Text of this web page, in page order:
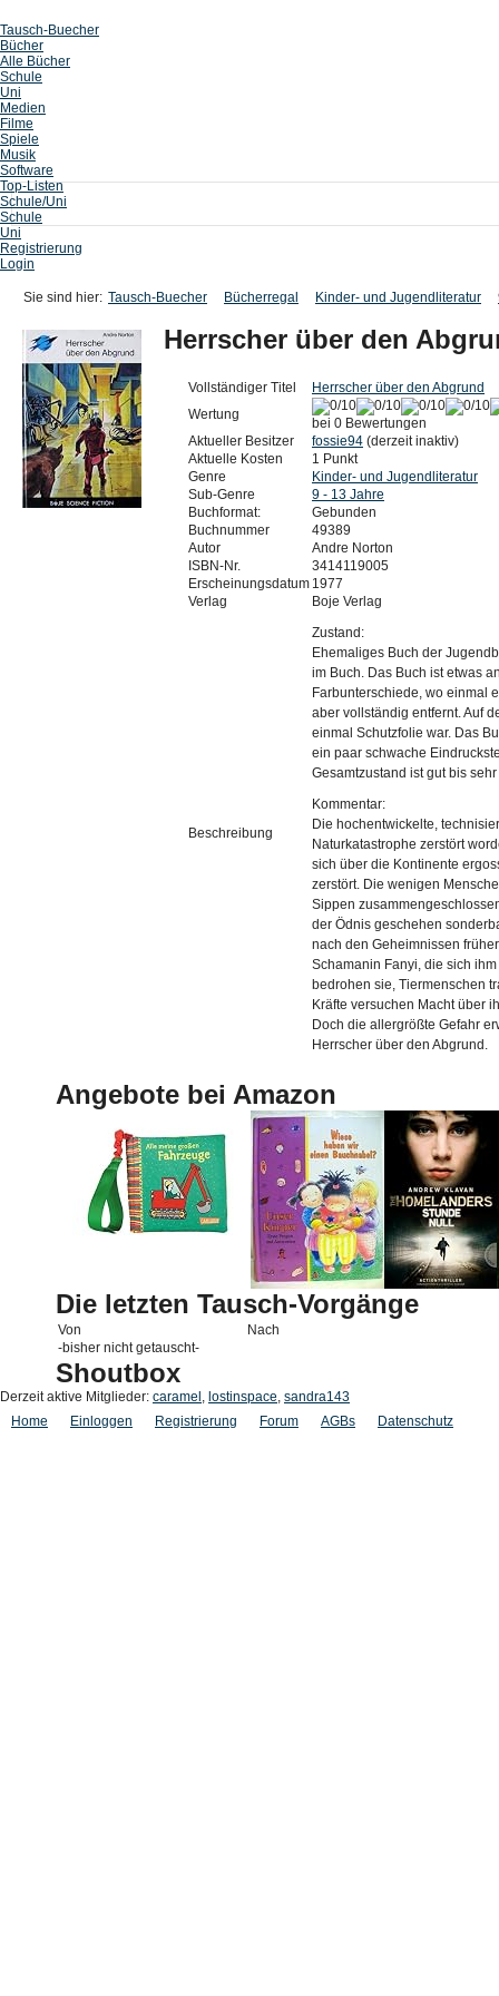
Tausch-Buecher
Bücher
Alle Bücher
Schule
Uni
Medien
Filme
Spiele
Musik
Software
Top-Listen
Schule/Uni
Schule
Uni
Registrierung
Login
Sie sind hier: Tausch-Buecher Bücherregal Kinder- und Jugendliteratur
Herrscher über den
Vollständiger Titel
Herrscher über den Abgrund
Wertung
bei 0 Bewertungen
Aktueller Besitzer
fossie94 (derzeit inaktiv)
Aktuelle Kosten
1 Punkt
Genre
Kinder- und Jugendliteratur
Sub-Genre
9 - 13 Jahre
Buchformat:
Gebunden
Buchnummer
49389
Autor
Andre Norton
ISBN-Nr.
3414119005
Erscheinungsdatum 1977
Verlag
Boje Verlag
Beschreibung
Zustand:
Ehemaliges Buch der
im Buch. Das Buch ist etwas
Farbunterschiede, wo einmal
aber vollständig entfernt. Auf
einmal Schutzfolie war. Das
ein paar schwache
Gesamtzustand ist gut bis sehr
Kommentar:
Die hochentwickelte,
Naturkatastrophe zerstört
sich über die Kontinente
zerstört. Die wenigen
Sippen
der Ödnis geschehen
nach den Geheimnissen
Schamanin Fanyi, die sich
bedrohen sie, Tiermenschen
Kräfte versuchen Macht über
Doch die allergrößte Gefahr
Herrscher über den Abgrund.
Angebote bei Amazon
Die letzten Tausch-Vorgänge
Von
Nach
-bisher nicht getauscht-
Shoutbox
Derzeit aktive Mitglieder: caramel , lostinspace, sandra143
Home
Einloggen Registrierung Forum AGBs Datenschutz